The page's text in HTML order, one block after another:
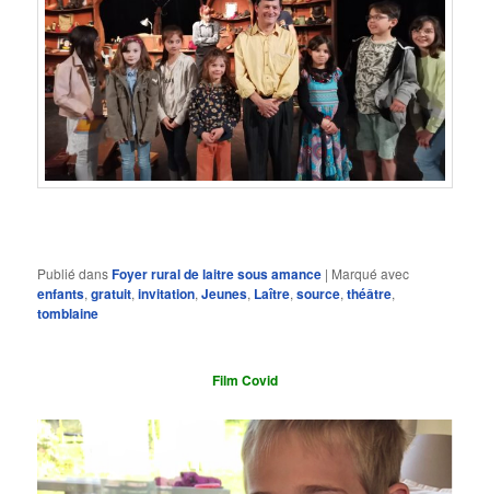
Publié dansFoyer rural de laitre sous amance | Marqué avec
enfants,gratuit,invitation,Jeunes, Laître,source,théâtre,
tomblaine
Film Covid